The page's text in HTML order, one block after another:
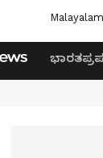
Malayalam
ಭಾರತ